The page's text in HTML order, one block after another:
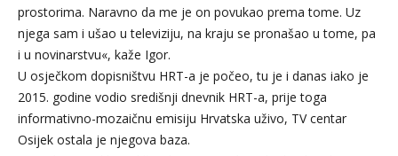
prostorima. Naravno da me je on povukao prema tome. Uz
njega sam i ušao u televiziju, na kraju se pronašao u tome, pa
i u novinarstvu«, kaže Igor.
U osječkom dopisništvu HRT-a je počeo, tu je i danas iako je
2015. godine vodio središnji dnevnik HRT-a, prije toga
informativno-mozaičnu emisiju Hrvatska uživo, TV centar
Osijek ostala je njegova baza.